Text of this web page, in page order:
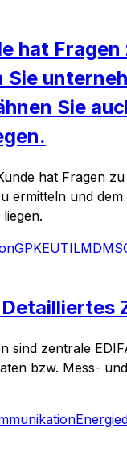
hat
Sie
hat Fragen
ermitteln und
GPKEUTILMD
sind zentrale
bzw. Mess-